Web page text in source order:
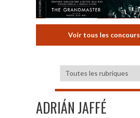
Voir tous les concours
ADRIÁN JAFFÉ